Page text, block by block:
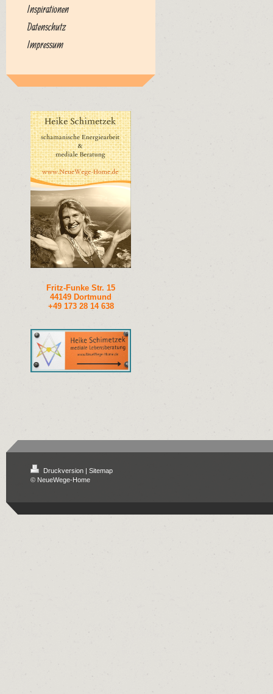
Inspirationen
Datenschutz
Impressum
Fritz-Funke Str. 15
44149 Dortmund
+49 173 28 14 638
Druckversion
Sitemap
© NeueWege-Home